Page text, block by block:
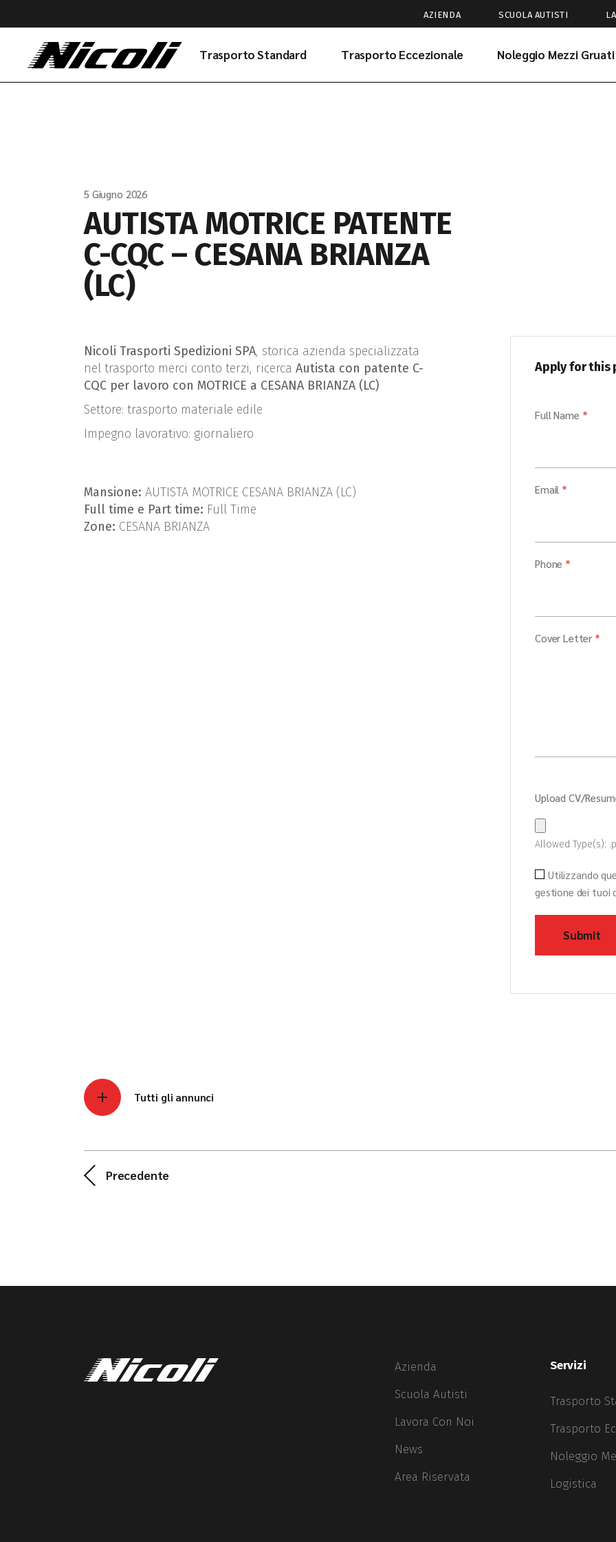
the
AZIENDA SCUOLA AUTISTI
Trasporto Standard Trasporto Eccezionale Noleggio Mezzi Gruati
5 Giugno 2026
AUTISTA MOTRICE PATENTE
C-CQC – CESANA BRIANZA
(LC)
Nicoli Trasporti Spedizioni SPA, storica azienda specializzata
nel trasporto merci conto terzi, ricerca Autista con patente C-
CQC per lavoro con MOTRICE a CESANA BRIANZA (LC)
Settore: trasporto materiale edile
Impegno lavorativo: giornaliero
Mansione: AUTISTA MOTRICE CESANA BRIANZA (LC)
Full time e Part time: Full Time
Zone: CESANA BRIANZA
Apply for this
Full Name *
Email *
Phone *
Cover Letter *
Upload CV/
Allowed Type(s):
Utilizzando
gestione dei tuoi
Tutti gli annunci
Precedente
Azienda
Scuola Autisti
Lavora Con Noi
News
Area Riservata
Servizi
Trasporto
Trasporto
Noleggio
Logistica